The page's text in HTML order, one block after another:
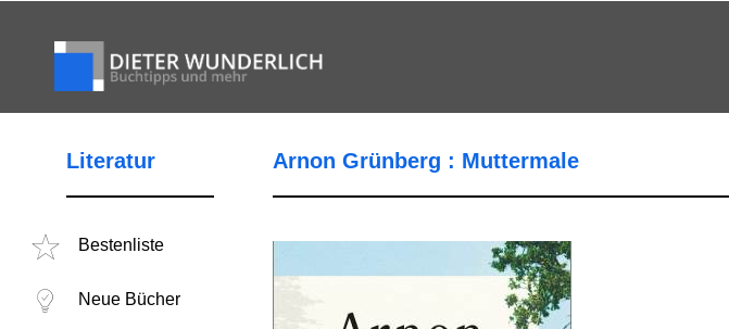
Literatur
Bestenliste
Neue Bücher
Arnon Grünberg : Muttermale